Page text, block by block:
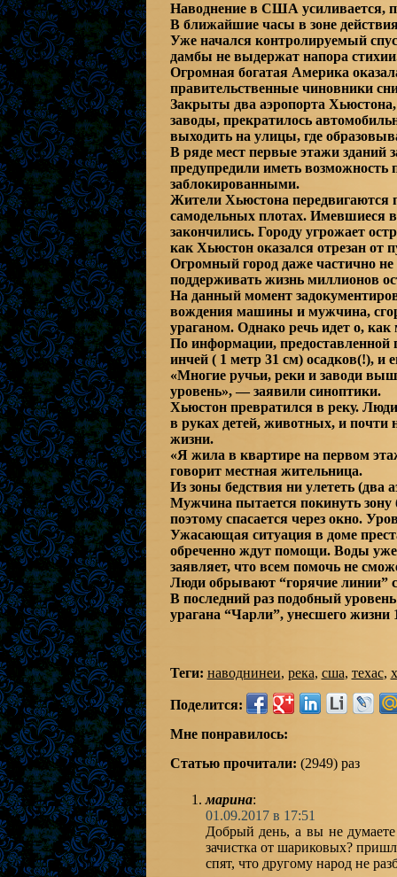
Наводнение в США усиливается,
В ближайшие часы в зоне
Уже начался контролируемый
дамбы не выдержат напора
Огромная богатая Америка
правительственные чиновники
Закрыты два аэропорта
заводы, прекратилось
выходить на улицы, где
В ряде мест первые этажи зданий
предупредили иметь возможность
заблокированными.
Жители Хьюстона передвигаются
самодельных плотах. Имевшиеся
закончились. Городу угрожает
как Хьюстон оказался отрезан от
Огромный город даже частично
поддерживать жизнь миллионов
На данный момент
вождения машины и мужчина,
ураганом. Однако речь идет о,
По информации, предоставленной
инчей ( 1 метр 31 см) осадков(!), и
«Многие ручьи, реки и заводи
уровень», — заявили синоптики.
Хьюстон превратился в реку.
в руках детей, животных, и почти
жизни.
«Я жила в квартире на первом
говорит местная жительница.
Из зоны бедствия ни улететь (два
Мужчина пытается покинуть зону
поэтому спасается через окно.
Ужасающая ситуация в доме
обреченно ждут помощи. Воды уже
заявляет, что всем помочь не
Люди обрывают “горячие линии”
В последний раз подобный
урагана “Чарли”, унесшего жизни
Теги: наводнинеи, река, сша, техас,
Поделится:
Мне понравилось:
Статью прочитали: (2949) раз
марина:
01.09.2017 в 17:51
Добрый день, а вы не
зачистка от шариковых?
спят, что другому народ не